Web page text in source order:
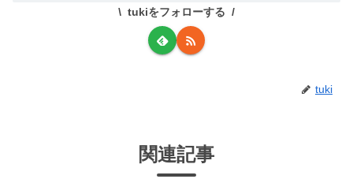
tukiをフォローする
tuki
関連記事